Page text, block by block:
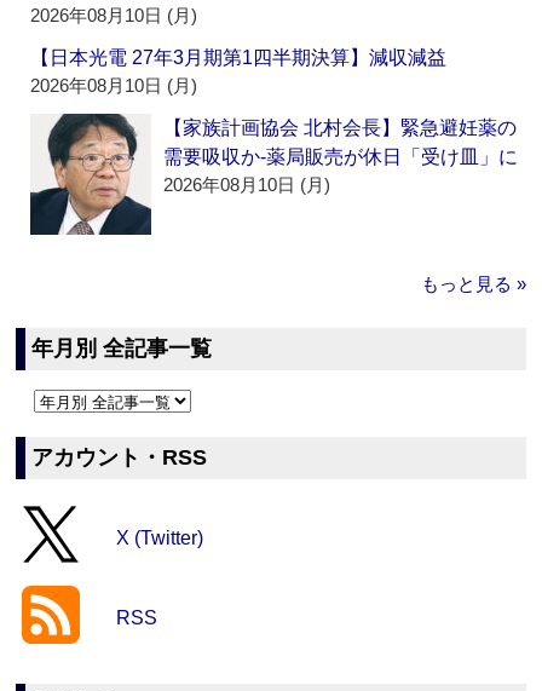
2026年08月10日 (月)
【日本光電 27年3月期第1四半期決算】減収減益
2026年08月10日 (月)
【家族計画協会 北村会長】緊急避妊薬の
需要吸収か‐薬局販売が休日「受け皿」に
2026年08月10日 (月)
もっと見る »
年月別 全記事一覧
アカウント・RSS
X (Twitter)
RSS